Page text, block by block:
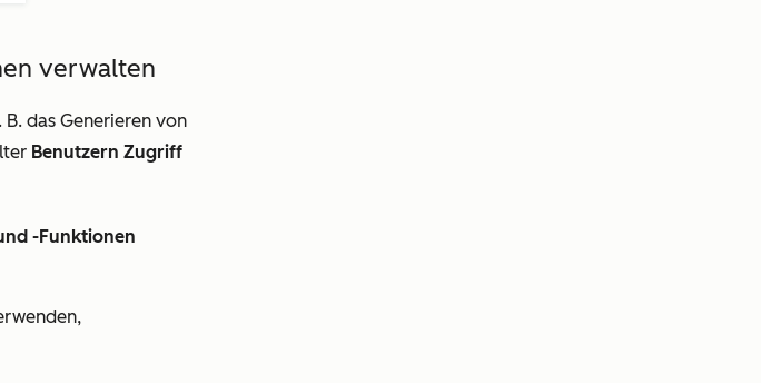
verwalten
B. das Generieren von
Benutzern Zugriff
-Funktionen